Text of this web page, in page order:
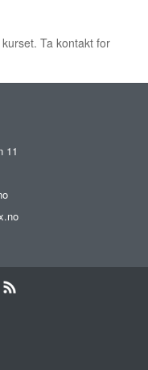
Ta kontakt for
11